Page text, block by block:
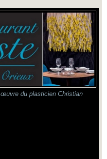
du plasticien Christian